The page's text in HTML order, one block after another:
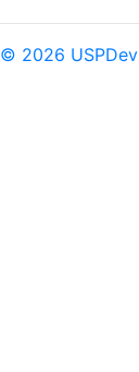
© 2026 USPDev